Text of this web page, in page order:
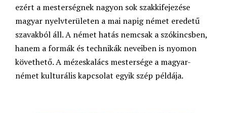
ezért a mesterségnek nagyon sok szakkifejezése
magyar nyelvterületen a mai napig német eredetű
szavakból áll. A német hatás nemcsak a szókincsben,
hanem a formák és technikák neveiben is nyomon
követhető. A mézeskalács mestersége a magyar-
német kulturális kapcsolat egyik szép példája.